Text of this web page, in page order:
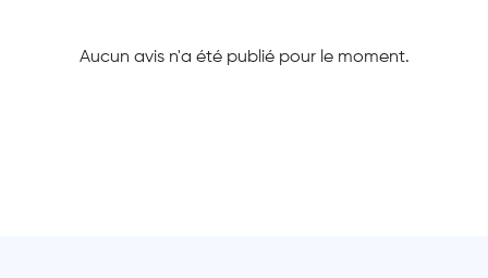
Aucun avis n'a été publié pour le moment.